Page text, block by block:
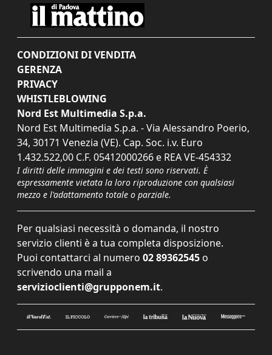
CONDIZIONI DI VENDITA
GERENZA
PRIVACY
WHISTLEBLOWING
Nord Est Multimedia S.p.a.
Nord Est Multimedia S.p.a. - Via Alessandro Poerio,
34, 30171 Venezia (VE). Cap. Soc. i.v. Euro
1.432.522,00 C.F. 05412000266 e REA VE-454332
I diritti delle immagini e dei testi sono riservati. È
espressamente vietata la loro riproduzione con qualsiasi
mezzo e l'adattamento totale o parziale.
Per qualsiasi necessità o domanda, il nostro
servizio clienti è a tua completa disposizione.
Puoi contattarci al numero 02 89362545 o
scrivendo una mail a
servizioclienti@grupponem.it.